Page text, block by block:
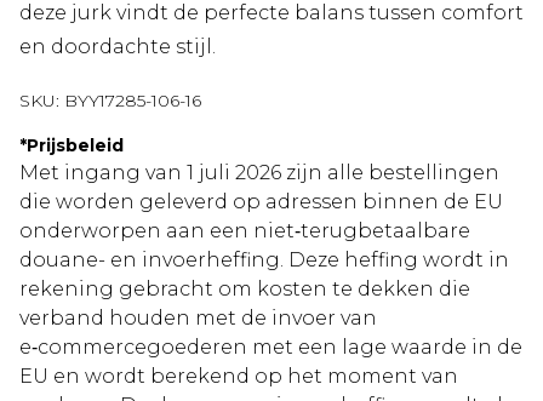
deze jurk vindt de perfecte balans tussen comfort
en doordachte stijl.
SKU: BYY17285-106-16
*Prijsbeleid
Met ingang van 1 juli 2026 zijn alle bestellingen
die worden geleverd op adressen binnen de EU
onderworpen aan een niet‑terugbetaalbare
douane- en invoerheffing. Deze heffing wordt in
rekening gebracht om kosten te dekken die
verband houden met de invoer van
e‑commercegoederen met een lage waarde in de
EU en wordt berekend op het moment van